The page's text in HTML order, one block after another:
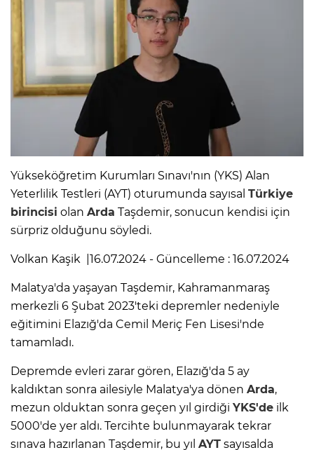
Yükseköğretim Kurumları Sınavı'nın (YKS) Alan
Yeterlilik Testleri (AYT) oturumunda sayısal Türkiye
birincisi olan Arda Taşdemir, sonucun kendisi için
sürpriz olduğunu söyledi.
Volkan Kaşik |16.07.2024 - Güncelleme : 16.07.2024
Malatya'da yaşayan Taşdemir, Kahramanmaraş
merkezli 6 Şubat 2023'teki depremler nedeniyle
eğitimini Elazığ'da Cemil Meriç Fen Lisesi'nde
tamamladı.
Depremde evleri zarar gören, Elazığ'da 5 ay
kaldıktan sonra ailesiyle Malatya'ya dönen Arda,
mezun olduktan sonra geçen yıl girdiği YKS'de ilk
5000'de yer aldı. Tercihte bulunmayarak tekrar
sınava hazırlanan Taşdemir, bu yıl AYT sayısalda